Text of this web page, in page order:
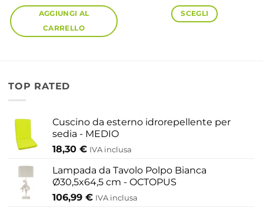
AGGIUNGI AL
CARRELLO
SCEGLI
opzioni
TOP RATED
Cuscino da esterno idrorepellente per
sedia - MEDIO
18,30 € IVA inclusa
Lampada da Tavolo Polpo Bianca
Ø30,5x64,5 cm - OCTOPUS
106,99 € IVA inclusa